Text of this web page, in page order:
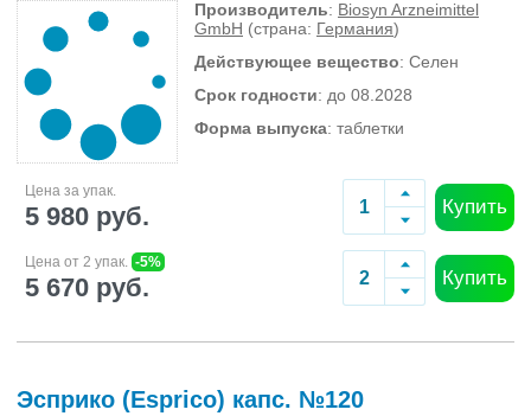
Производитель: Biosyn Arzneimittel
GmbH (страна: Германия)
Действующее вещество: Селен
Срок годности: до 08.2028
Форма выпуска: таблетки
Цена за упак.
5 980 руб. Купить
Цена от 2 упак. -5%
5 670 руб. Купить
Эсприко (Esprico) капс. №120